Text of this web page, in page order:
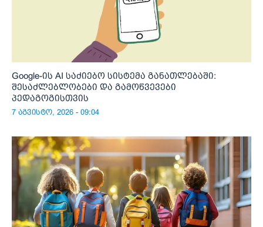
Google-ის AI საძიებო სისტემა განათლებაში:
შესაძლებლობები და გამოწვევები
პედაგოგისთვის
7 აგვისტო, 2026 - 09:04